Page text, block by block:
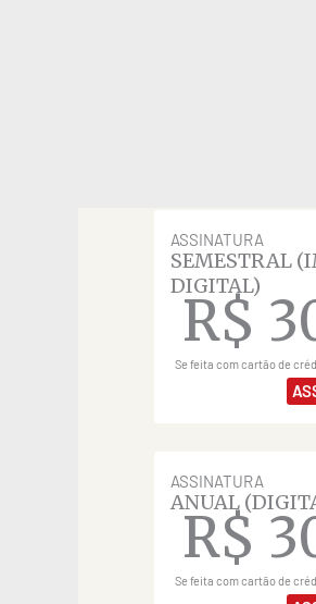
ASSINATURA
SEMESTRAL
DIGITAL)
R$
Se feita com cartão de
ASSINATURA
ANUAL
R$
Se feita com cartão de